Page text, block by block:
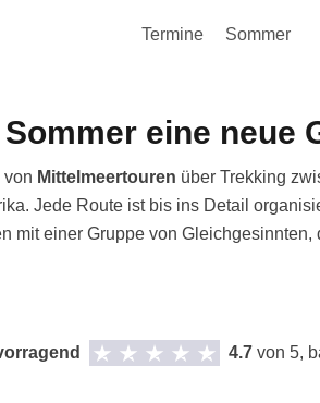
Termine Sommer
eine neue
von Mittelmeertouren über Trekking
Jede Route ist bis ins Detail
mit einer Gruppe von
4.7von 5,